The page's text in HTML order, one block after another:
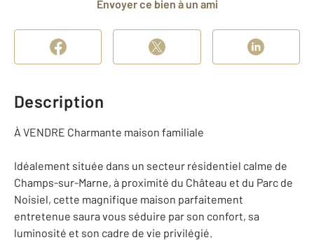
Envoyer ce bien à un ami
Description
À VENDRE Charmante maison familiale
Idéalement située dans un secteur résidentiel calme de
Champs-sur-Marne, à proximité du Château et du Parc de
Noisiel, cette magnifique maison parfaitement
entretenue saura vous séduire par son confort, sa
luminosité et son cadre de vie privilégié.